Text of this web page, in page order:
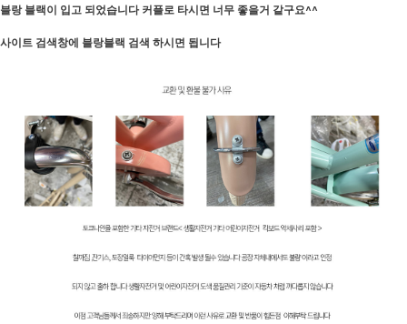
블랑 블랙이 입고 되었습니다 커플로 타시면 너무 좋을거 같구요^^
사이트 검색창에 블랑블랙 검색 하시면 됩니다